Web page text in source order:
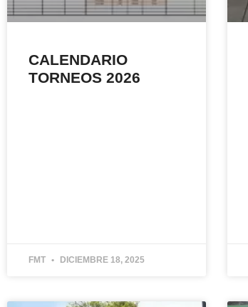
CALENDARIO
TORNEOS 2026
FMT DICIEMBRE 18, 2025